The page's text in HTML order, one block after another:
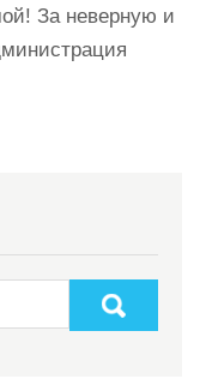
За неверную и